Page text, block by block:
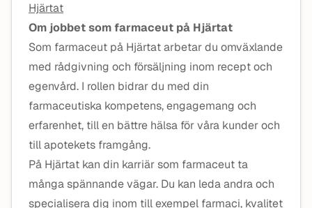
Hjärtat
Om jobbet som farmaceut på Hjärtat
Som farmaceut på Hjärtat arbetar du omväxlande
med rådgivning och försäljning inom recept och
egenvård. I rollen bidrar du med din
farmaceutiska kompetens, engagemang och
erfarenhet, till en bättre hälsa för våra kunder och
till apotekets framgång.
På Hjärtat kan din karriär som farmaceut ta
många spännande vägar. Du kan leda andra och
specialisera dig inom till exempel farmaci, kvalitet